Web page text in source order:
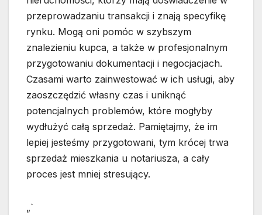
przeprowadzaniu transakcji i znają specyfikę
rynku. Mogą oni pomóc w szybszym
znalezieniu kupca, a także w profesjonalnym
przygotowaniu dokumentacji i negocjacjach.
Czasami warto zainwestować w ich usługi, aby
zaoszczędzić własny czas i uniknąć
potencjalnych problemów, które mogłyby
wydłużyć całą sprzedaż. Pamiętajmy, że im
lepiej jesteśmy przygotowani, tym krócej trwa
sprzedaż mieszkania u notariusza, a cały
proces jest mniej stresujący.
„`